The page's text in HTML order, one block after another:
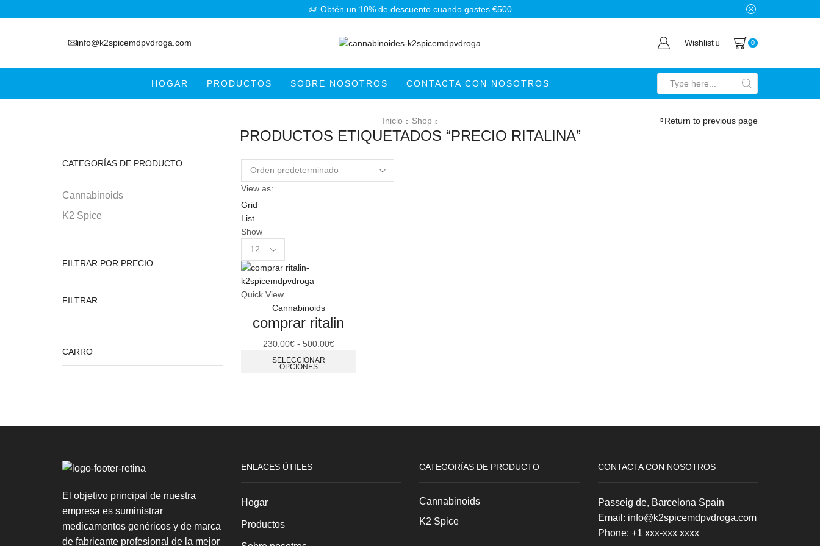
Obtén un 10% de descuento cuando gastes €500
info@k2spicemdpvdroga.com Wishlist 0
HOGAR PRODUCTOS SOBRE NOSOTROS CONTACTA CON NOSOTROS
Search
Inicio
Shop
PRODUCTOS ETIQUETADOS “PRECIO RITALINA​”
Return to previous page
View as:
Grid
List
Show
Products
per
page
Quick View
Cannabinoids
comprar ritalin​
230.00€ - 500.00€Rango
500.00€
SELECCIONAR
OPCIONES
Las
CATEGORÍAS DE PRODUCTO
Cannabinoids
K2 Spice
FILTRAR POR PRECIO
Precio
Precio
FILTRAR
CARRO
El objetivo principal de nuestra
empresa es suministrar
medicamentos genéricos y de marca
de fabricante profesional de la mejor
ENLACES ÚTILES
Hogar
Productos
CATEGORÍAS DE PRODUCTO
Cannabinoids
K2 Spice
CONTACTA CON NOSOTROS
Passeig de, Barcelona Spain
Email: info@k2spicemdpvdroga.com
Phone: +1 xxx-xxx xxxx